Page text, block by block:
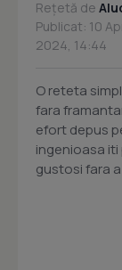
Rețetă de
Publicat: 10
2024, 14:44
O reteta
fara
efort depus
ingenioasa
gustosi fara